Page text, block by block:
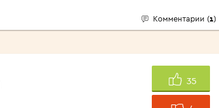
Комментарии (1)
35